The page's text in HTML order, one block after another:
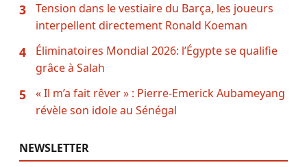
3
Tension dans le vestiaire du Barça, les joueurs
interpellent directement Ronald Koeman
4
Éliminatoires Mondial 2026: l’Égypte se qualifie
grâce à Salah
5
« Il m’a fait rêver » : Pierre-Emerick Aubameyang
révèle son idole au Sénégal
NEWSLETTER